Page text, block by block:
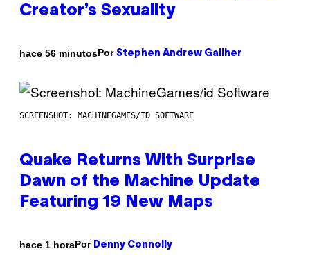
Creator’s Sexuality
hace 56 minutosPor Stephen Andrew Galiher
SCREENSHOT: MACHINEGAMES/ID SOFTWARE
Quake Returns With Surprise
Dawn of the Machine Update
Featuring 19 New Maps
hace 1 horaPor Denny Connolly